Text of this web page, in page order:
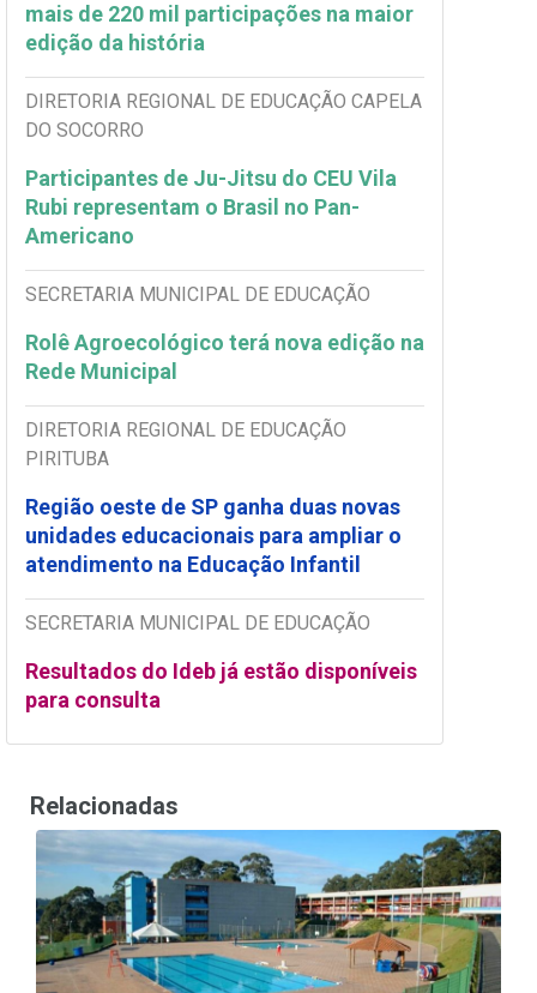
mais de 220 mil participações na maior
edição da história
DIRETORIA REGIONAL DE EDUCAÇÃO CAPELA
DO SOCORRO
Participantes de Ju-Jitsu do CEU Vila
Rubi representam o Brasil no Pan-
Americano
SECRETARIA MUNICIPAL DE EDUCAÇÃO
Rolê Agroecológico terá nova edição na
Rede Municipal
DIRETORIA REGIONAL DE EDUCAÇÃO
PIRITUBA
Região oeste de SP ganha duas novas
unidades educacionais para ampliar o
atendimento na Educação Infantil
SECRETARIA MUNICIPAL DE EDUCAÇÃO
Resultados do Ideb já estão disponíveis
para consulta
Relacionadas